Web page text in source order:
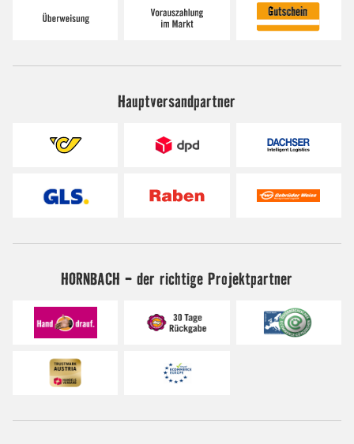
Hauptversandpartner
HORNBACH - der richtige Projektpartner